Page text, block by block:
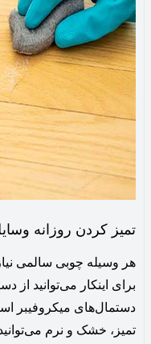
تمیز کردن روزانه
هر وسیله چوبی سالمی
برای اینکار می‌توانید
دستمال‌های میکروفیبر
تمیز، خشک و نرم